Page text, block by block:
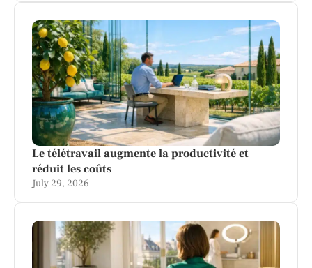
Le télétravail augmente la productivité et
réduit les coûts
July 29, 2026